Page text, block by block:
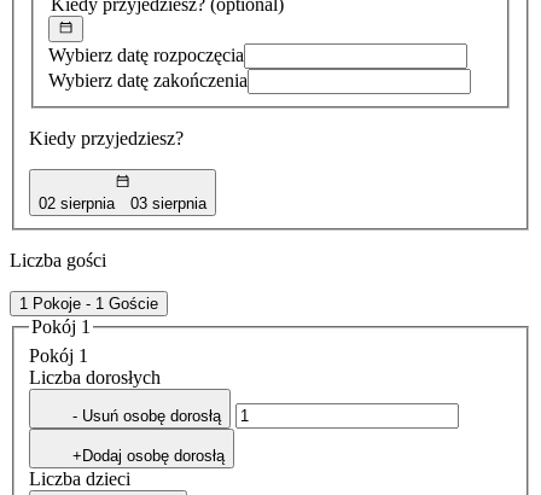
Kiedy przyjedziesz? (optional)
Wybierz datę rozpoczęcia
Wybierz datę zakończenia
Kiedy przyjedziesz?
02 sierpnia 03 sierpnia
Liczba gości
1 Pokoje - 1 Goście
Pokój 1
Pokój 1
Liczba dorosłych
- Usuń osobę dorosłą
+Dodaj osobę dorosłą
Liczba dzieci